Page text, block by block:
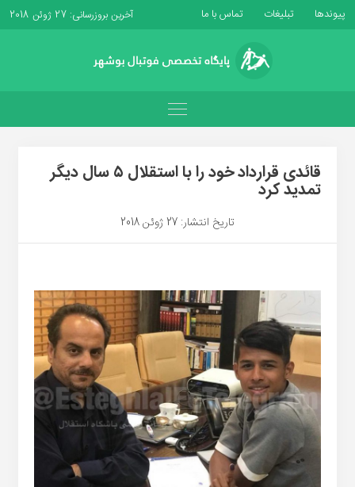
پیوندها تبلیغات تماس با ما آخرین بروزرسانی: 27 ژوئن 2018
قائدی قرارداد خود را با استقلال ۵ سال دیگر
تمدید کرد
تاریخ انتشار: 27 ژوئن 2018